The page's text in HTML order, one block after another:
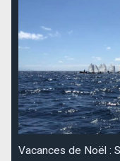
Vacances de Noël :